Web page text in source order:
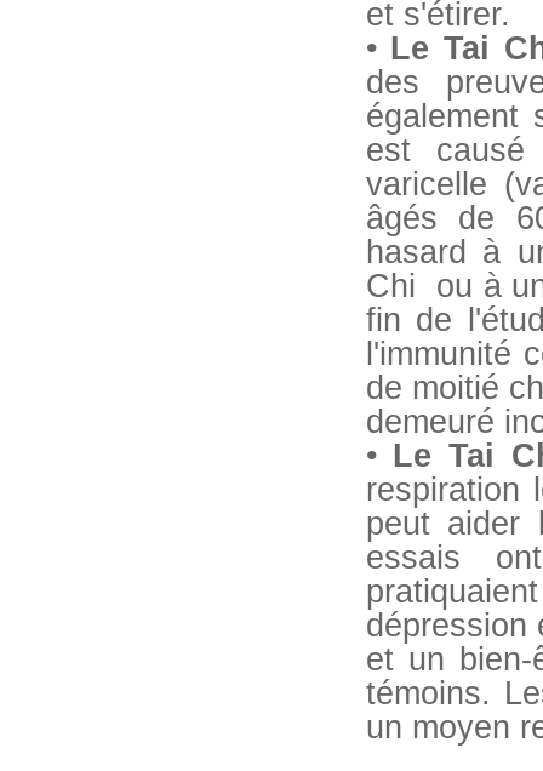
et s'étirer.
• Le Tai
des
également
est
varicelle
âgés de
hasard à
Chi ou à
fin de
l'immunité
de moitié
demeuré
• Le Tai
respiration
peut aider
essais
dépression
et un bien-
témoins.
un moyen